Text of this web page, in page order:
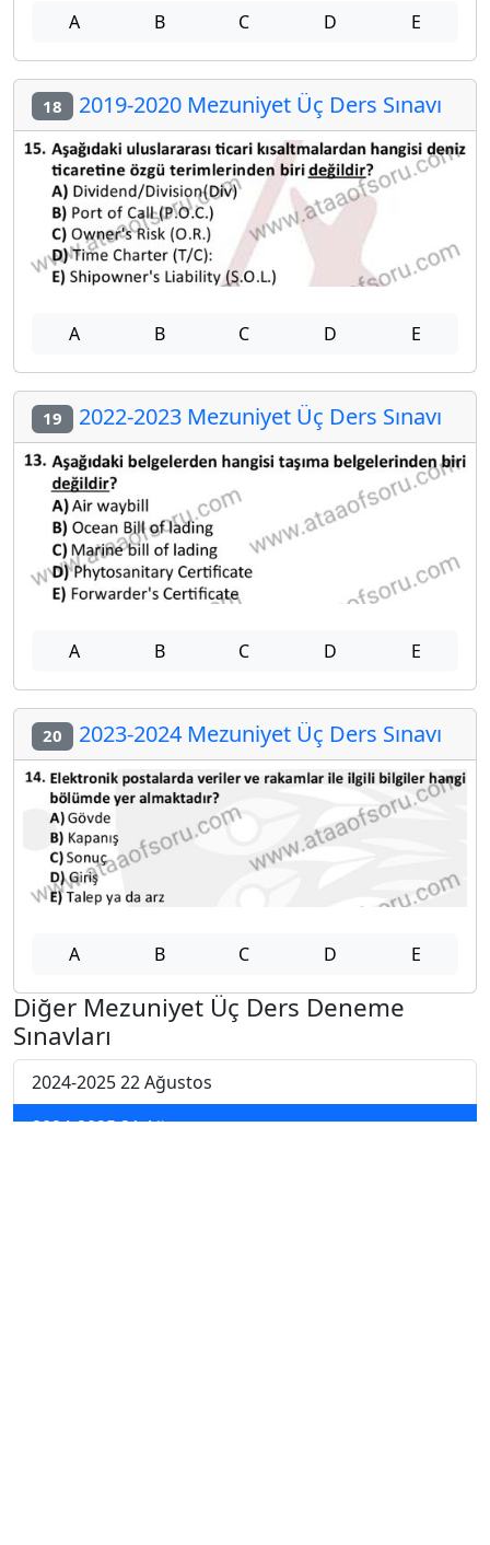
A B C D E
18 2019-2020 Mezuniyet Üç Ders Sınavı
A B C D E
19 2022-2023 Mezuniyet Üç Ders Sınavı
A B C D E
20 2023-2024 Mezuniyet Üç Ders Sınavı
A B C D E
Diğer Mezuniyet Üç Ders Deneme
Sınavları
2024-2025 22 Ağustos
2024-2025 21 Ağustos